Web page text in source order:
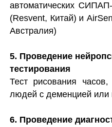
автоматических
(Resvent, Китай) и
Австралия)
5. Проведение
тестирования
Тест рисования
людей с деменцией или
6. Проведение